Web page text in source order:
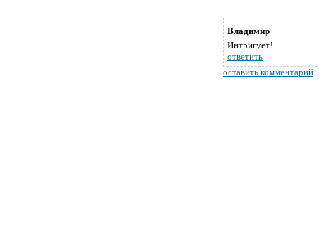
Владимир
Интригует!
ответить
оставить комментарий